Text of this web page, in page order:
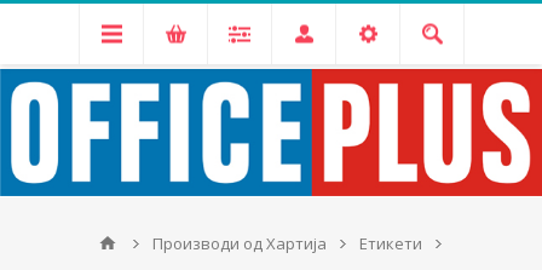
Производи од Хартија
Етикети